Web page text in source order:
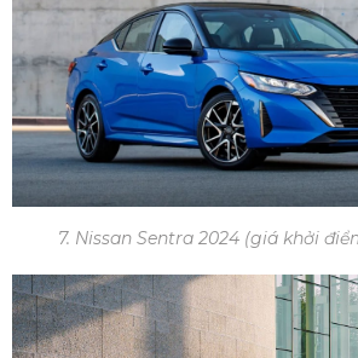
7. Nissan Sentra 2024 (giá khởi